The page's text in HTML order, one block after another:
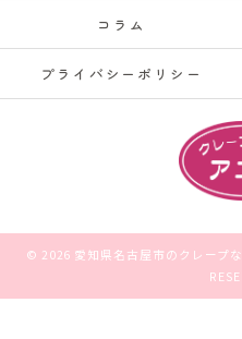
コラム
プライバシーポリシー
© 2026 愛知県名古屋市のクレープ